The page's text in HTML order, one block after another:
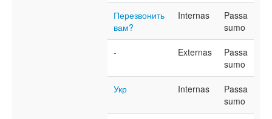
Перезвонить
вам?
Internas
Passa
sumo
- Externas
Passa
sumo
Укр Internas
Passa
sumo